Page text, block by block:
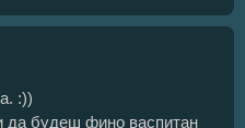
:))
да будеш фино васпитан